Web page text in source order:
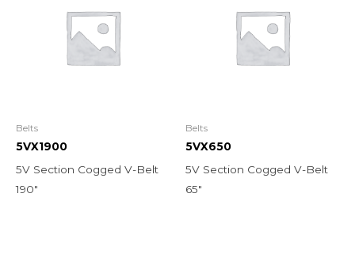
Belts
5VX1900
5V Section Cogged V-Belt
190″
Belts
5VX650
5V Section Cogged V-Belt
65″